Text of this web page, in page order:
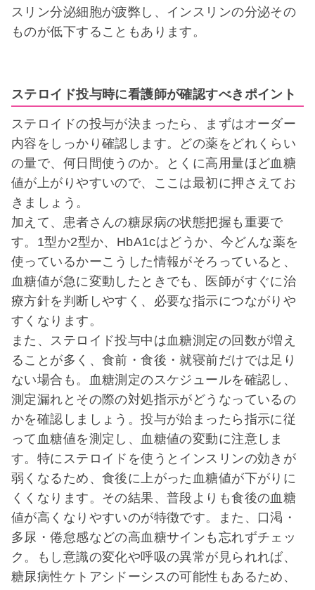
スリン分泌細胞が疲弊し、インスリンの分泌その
ものが低下することもあります。
ステロイド投与時に看護師が確認すべきポイント
ステロイドの投与が決まったら、まずはオーダー
内容をしっかり確認します。どの薬をどれくらい
の量で、何日間使うのか。とくに高用量ほど血糖
値が上がりやすいので、ここは最初に押さえてお
きましょう。
加えて、患者さんの糖尿病の状態把握も重要で
す。1型か2型か、HbA1cはどうか、今どんな薬を
使っているかーこうした情報がそろっていると、
血糖値が急に変動したときでも、医師がすぐに治
療方針を判断しやすく、必要な指示につながりや
すくなります。
また、ステロイド投与中は血糖測定の回数が増え
ることが多く、食前・食後・就寝前だけでは足り
ない場合も。血糖測定のスケジュールを確認し、
測定漏れとその際の対処指示がどうなっているの
かを確認しましょう。投与が始まったら指示に従
って血糖値を測定し、血糖値の変動に注意しま
す。特にステロイドを使うとインスリンの効きが
弱くなるため、食後に上がった血糖値が下がりに
くくなります。その結果、普段よりも食後の血糖
値が高くなりやすいのが特徴です。また、口渇・
多尿・倦怠感などの高血糖サインも忘れずチェッ
ク。もし意識の変化や呼吸の異常が見られれば、
糖尿病性ケトアシドーシスの可能性もあるため、